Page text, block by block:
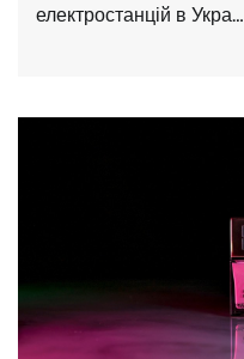
електростанцій в Укра…